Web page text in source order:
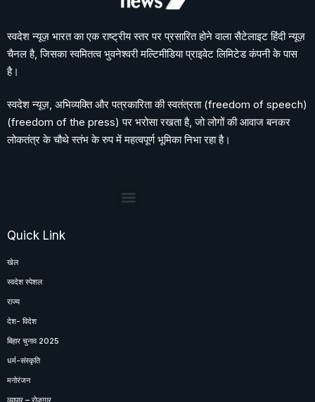
स्वदेश न्यूज़ भारत का एक राष्ट्रीय स्तर पर प्रसारित होने वाला सैटेलाइट हिंदी न्यूज़
चैनल है, जिसका स्वमितत्व भुवनेश्वरी मल्टिमीडिया प्राइवेट लिमिटेड कंपनी के पास
है।
स्वदेश न्यूज़, अभिव्यक्ति और पत्रकारिता की स्वतंत्रता (freedom of speech)
(freedom of the press) पर भरोसा रखता है, जो लोगों की आवाज बनकर
लोकतंत्र के चौथे स्तंभ के रुप में महत्वपूर्ण भूमिका निभा रहा है।
Quick Link
खेल
स्वदेश स्पेशल
राज्य
देश- विदेश
बिहार चुनाव 2025
धर्म-संस्कृति
मनोरंजन